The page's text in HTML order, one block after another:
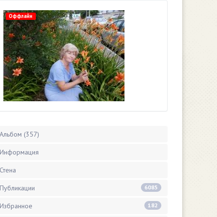
Оффлайн
Альбом (357)
Информация
Стена
Публикации 6085
Избранное 182